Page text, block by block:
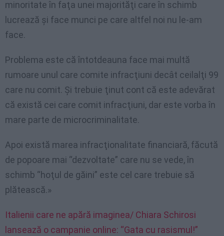
minoritate în faţa unei majorităţi care în schimb
lucrează şi face munci pe care altfel noi nu le-am
face.
Problema este că întotdeauna face mai multă
rumoare unul care comite infracţiuni decât ceilalţi 99
care nu comit. Şi trebuie ţinut cont că este adevărat
că există cei care comit infracţiuni, dar este vorba în
mare parte de microcriminalitate.
Apoi există marea infracţionalitate financiară, făcută
de popoare mai “dezvoltate” care nu se vede, în
schimb “hoţul de găini” este cel care trebuie să
plătească.»
Italienii care ne apără imaginea/ Chiara Schirosi
lansează o campanie online: “Gata cu rasismul!”